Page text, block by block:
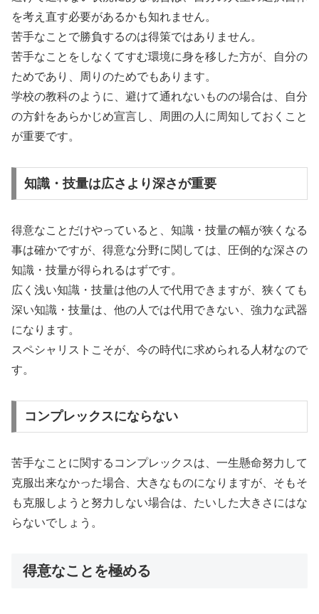
を考え直す必要があるかも知れません。
苦手なことで勝負するのは得策ではありません。
苦手なことをしなくてすむ環境に身を移した方が、自分の
ためであり、周りのためでもあります。
学校の教科のように、避けて通れないものの場合は、自分
の方針をあらかじめ宣言し、周囲の人に周知しておくこと
が重要です。
知識・技量は広さより深さが重要
得意なことだけやっていると、知識・技量の幅が狭くなる
事は確かですが、得意な分野に関しては、圧倒的な深さの
知識・技量が得られるはずです。
広く浅い知識・技量は他の人で代用できますが、狭くても
深い知識・技量は、他の人では代用できない、強力な武器
になります。
スペシャリストこそが、今の時代に求められる人材なので
す。
コンプレックスにならない
苦手なことに関するコンプレックスは、一生懸命努力して
克服出来なかった場合、大きなものになりますが、そもそ
も克服しようと努力しない場合は、たいした大きさにはな
らないでしょう。
得意なことを極める